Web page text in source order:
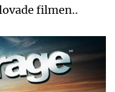
filmen..